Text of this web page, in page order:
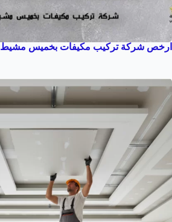
ارخص شركة تركيب مكيفات بخميس مشيط